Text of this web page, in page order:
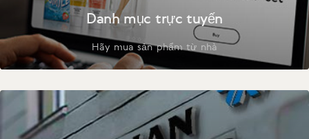
Danh mục trực tuyến
Hãy mua sản phẩm từ nhà